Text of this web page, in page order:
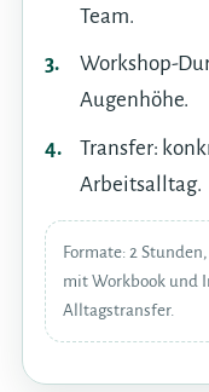
Team.
Workshop-
Augenhöhe.
Transfer:
Arbeitsalltag.
Formate: 2
mit Workbook und
Alltagstransfer.